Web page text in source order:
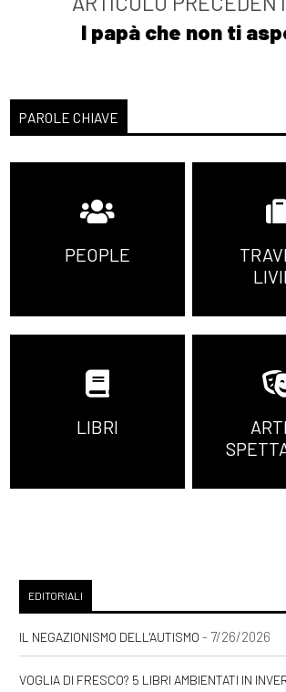
I papà che non ti
PAROLE CHIAVE
PEOPLE
LIBRI
EDITORIALI
IL NEGAZIONISMO DELL'AUTISMO - 7/26/2026
VOGLIA DI FRESCO? 5 LIBRI AMBIENTATI IN